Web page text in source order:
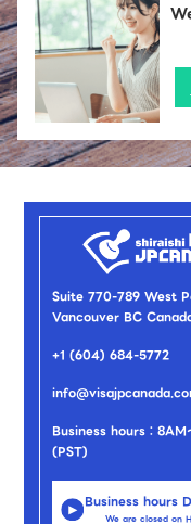
Suite 770-789 West
Vancouver BC
+1 (604) 684-5772
Business hours：8AM
(PST)
Business hours
We are closed on